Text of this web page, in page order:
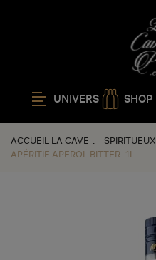
UNIVERS SHOP
ACCUEIL LA CAVE SPIRITUEUX
APÉRITIF APEROL BITTER -1L